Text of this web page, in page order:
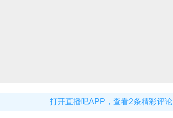
打开直播吧APP，查看2条精彩评论